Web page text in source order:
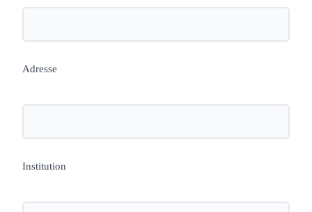
Adresse
Institution